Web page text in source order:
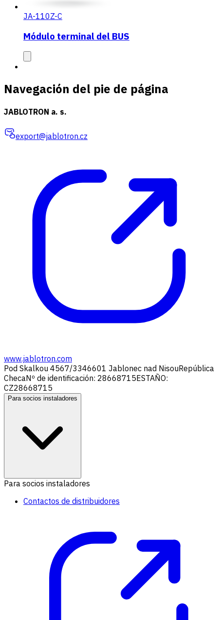
JA-110Z-C
Módulo terminal del BUS
Navegación del pie de página
JABLOTRON a. s.
export@jablotron.cz
www.jablotron.com
Pod Skalkou 4567/3346601 Jablonec nad NisouRepública
ChecaNº de identificación: 28668715ESTAÑO:
CZ28668715
Para socios instaladores
Para socios instaladores
Contactos de distribuidores